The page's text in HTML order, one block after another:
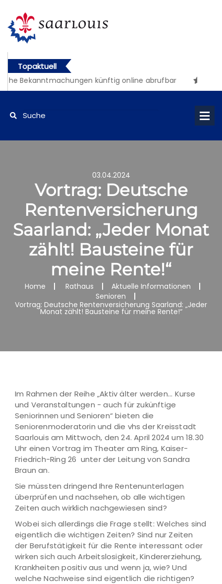
Topaktuell
Bekanntmachungen künftig online abrufbar
03.04.2024
Vortrag: Deutsche
Rentenversicherung
Saarland: „Jeder Monat
zählt! Bausteine für
meine Rente!“
Home Rathaus
Aktuelle Informationen
Senioren
Vortrag: Deutsche Rentenversicherung Saarland: „Jeder
Monat zählt! Bausteine für meine Rente!“
Im Rahmen der Reihe „Aktiv älter werden... Kurse
und Veranstaltungen - auch für zukünftige
Seniorinnen und Senioren“ bieten die
Seniorenmoderatorin und die vhs der Kreisstadt
Saarlouis am Mittwoch, den 24. April 2024 um 18.30
Uhr einen Vortrag im Theater am Ring, Kaiser-
Friedrich-Ring 26 unter der Leitung von Sandra
Braun an.
Sie müssten dringend Ihre Rentenunterlagen
überprüfen und nachsehen, ob alle wichtigen
Zeiten auch wirklich nachgewiesen sind?
Wobei sich allerdings die Frage stellt: Welches sind
eigentlich die wichtigen Zeiten? Sind nur Zeiten
der Berufstätigkeit für die Rente interessant oder
wirken sich auch Arbeitslosigkeit, Kindererziehung,
Krankheiten positiv aus und wenn ja, wie? Und
welche Nachweise sind eigentlich die richtigen?